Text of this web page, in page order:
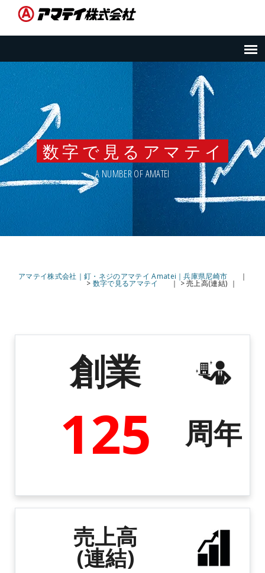
数字で見るアマテイ
A NUMBER OF AMATEI
アマテイ株式会社｜釘・ネジのアマテイ Amatei｜兵庫県尼崎市
> 数字で見るアマテイ >売上高(連結)
創業
125 周年
売上高
(連結)